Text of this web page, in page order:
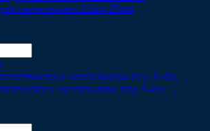
светильника 22мм-25мм
светильника под A-dec